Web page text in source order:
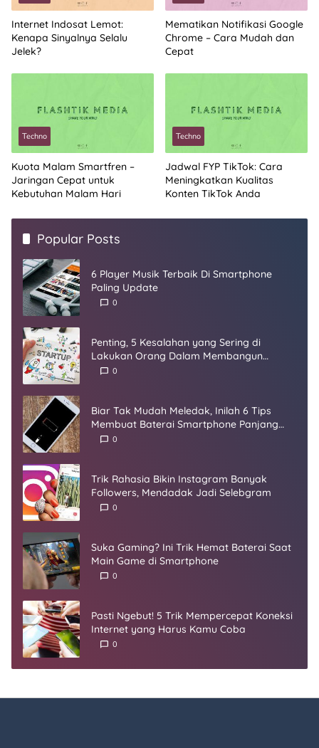
Internet Indosat Lemot:
Kenapa Sinyalnya Selalu
Jelek?
Mematikan Notifikasi Google
Chrome – Cara Mudah dan
Cepat
Techno
Kuota Malam Smartfren –
Jaringan Cepat untuk
Kebutuhan Malam Hari
Techno
Jadwal FYP TikTok: Cara
Meningkatkan Kualitas
Konten TikTok Anda
Popular Posts
6 Player Musik Terbaik Di Smartphone
Paling Update
0
Penting, 5 Kesalahan yang Sering di
Lakukan Orang Dalam Membangun
Startup
0
Biar Tak Mudah Meledak, Inilah 6 Tips
Membuat Baterai Smartphone Panjang
Umur
0
Trik Rahasia Bikin Instagram Banyak
Followers, Mendadak Jadi Selebgram
0
Suka Gaming? Ini Trik Hemat Baterai Saat
Main Game di Smartphone
0
Pasti Ngebut! 5 Trik Mempercepat Koneksi
Internet yang Harus Kamu Coba
0